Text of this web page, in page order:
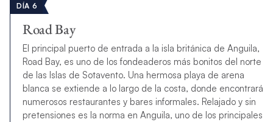
DÍA 6
Road Bay
El principal puerto de entrada a la isla británica de Anguila,
Road Bay, es uno de los fondeaderos más bonitos del norte
de las Islas de Sotavento. Una hermosa playa de arena
blanca se extiende a lo largo de la costa, donde encontrará
numerosos restaurantes y bares informales. Relajado y sin
pretensiones es la norma en Anguila, uno de los principales